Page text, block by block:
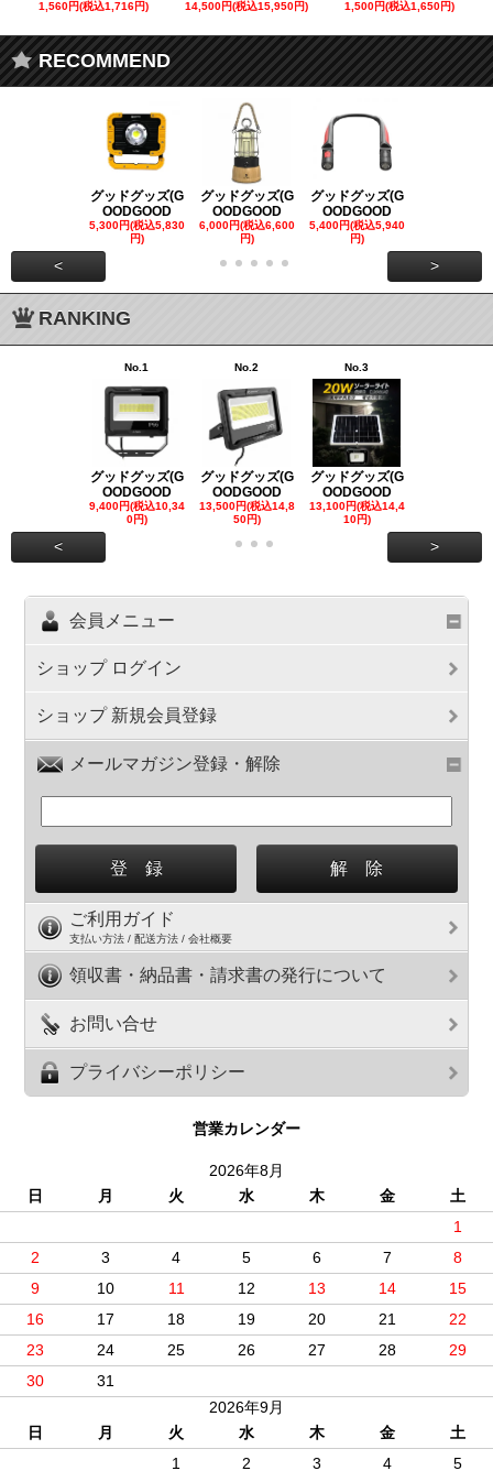
1,560円(税込1,716円)
14,500円(税込15,950円)
1,500円(税込1,650円)
RECOMMEND
グッドグッズ(G
OODGOOD
5,300円(税込5,830
円)
グッドグッズ(G
OODGOOD
6,000円(税込6,600
円)
グッドグッズ(G
OODGOOD
5,400円(税込5,940
円)
< >
RANKING
No.1
グッドグッズ(G
OODGOOD
9,400円(税込10,34
0円)
No.2
グッドグッズ(G
OODGOOD
13,500円(税込14,8
50円)
No.3
グッドグッズ(G
OODGOOD
13,100円(税込14,4
10円)
< >
会員メニュー
ショップ ログイン
ショップ 新規会員登録
メールマガジン登録・解除
ご利用ガイド
支払い方法 / 配送方法 / 会社概要
領収書・納品書・請求書の発行について
お問い合せ
プライバシーポリシー
営業カレンダー
2026年8月
日
月 火 水 木 金
土
1
2
3 4 5 6 7
8
9
10 11 12 13 14
15
16
17 18 19 20 21
22
23
24 25 26 27 28
29
30
31
2026年9月
日
月 火 水 木 金
土
1
2 3 4 5